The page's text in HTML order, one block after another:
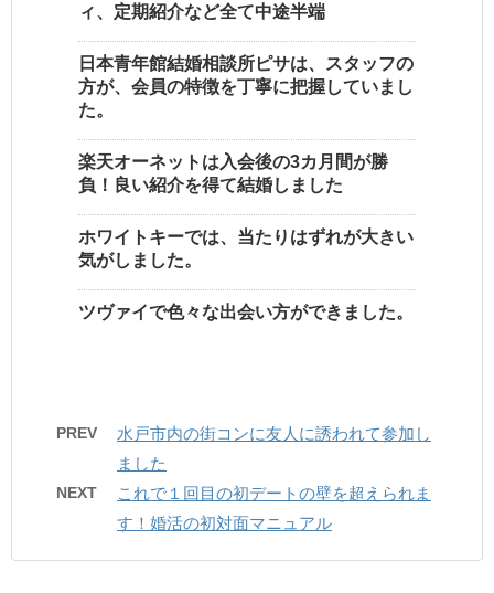
ィ、定期紹介など全て中途半端
日本青年館結婚相談所ピサは、スタッフの
方が、会員の特徴を丁寧に把握していまし
た。
楽天オーネットは入会後の3カ月間が勝
負！良い紹介を得て結婚しました
ホワイトキーでは、当たりはずれが大きい
気がしました。
ツヴァイで色々な出会い方ができました。
PREV
水戸市内の街コンに友人に誘われて参加し
ました
NEXT
これで１回目の初デートの壁を超えられま
す！婚活の初対面マニュアル